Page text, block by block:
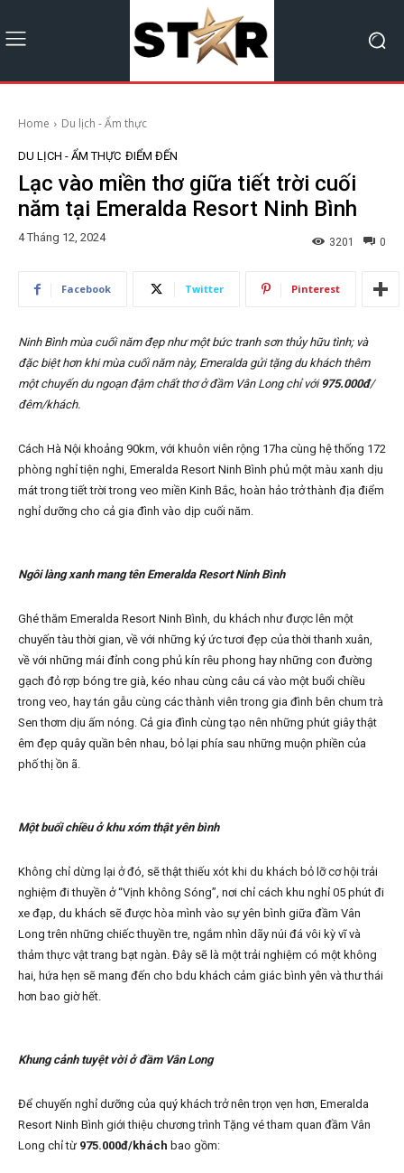
Home Du lịch - Ẩm thực
DU LỊCH - ẨM THỰC ĐIỂM ĐẾN
Lạc vào miền thơ giữa tiết trời cuối
năm tại Emeralda Resort Ninh Bình
4 Tháng 12, 2024 0
3201
Facebook Twitter Pinterest
Ninh Bình mùa cuối năm đẹp như một bức tranh sơn thủy hữu tình; và
đặc biệt hơn khi mùa cuối năm này, Emeralda gửi tặng du khách thêm
một chuyến du ngoạn đậm chất thơ ở đầm Vân Long chỉ với 975.000đ/
đêm/khách.
Cách Hà Nội khoảng 90km, với khuôn viên rộng 17ha cùng hệ thống 172
phòng nghỉ tiện nghi, Emeralda Resort Ninh Bình phủ một màu xanh dịu
mát trong tiết trời trong veo miền Kinh Bắc, hoàn hảo trở thành địa điểm
nghỉ dưỡng cho cả gia đình vào dịp cuối năm.
Ngôi làng xanh mang tên Emeralda Resort Ninh Bình
Ghé thăm Emeralda Resort Ninh Bình, du khách như được lên một
chuyến tàu thời gian, về với những ký ức tươi đẹp của thời thanh xuân,
về với những mái đỉnh cong phủ kín rêu phong hay những con đường
gạch đỏ rợp bóng tre già, kéo nhau cùng câu cá vào một buổi chiều
trong veo, hay tán gẫu cùng các thành viên trong gia đình bên chum trà
Sen thơm dịu ấm nóng. Cả gia đình cùng tạo nên những phút giây thật
êm đẹp quây quần bên nhau, bỏ lại phía sau những muộn phiền của
phố thị ồn ã.
Một buổi chiều ở khu xóm thật yên bình
Không chỉ dừng lại ở đó, sẽ thật thiếu xót khi du khách bỏ lỡ cơ hội trải
nghiệm đi thuyền ở “Vịnh không Sóng”, nơi chỉ cách khu nghỉ 05 phút đi
xe đạp, du khách sẽ được hòa mình vào sự yên bình giữa đầm Vân
Long trên những chiếc thuyền tre, ngắm nhìn dãy núi đá vôi kỳ vĩ và
thảm thực vật trang bạt ngàn. Đây sẽ là một trải nghiệm có một không
hai, hứa hẹn sẽ mang đến cho bdu khách cảm giác bình yên và thư thái
hơn bao giờ hết.
Khung cảnh tuyệt vời ở đầm Vân Long
Để chuyến nghỉ dưỡng của quý khách trở nên trọn vẹn hơn, Emeralda
Resort Ninh Bình giới thiệu chương trình Tặng vé tham quan đầm Vân
Long chỉ từ 975.000đ/khách bao gồm: